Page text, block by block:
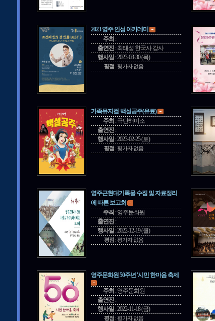
2023 영주 인성 아카데미
주최 :
출연진 :최태성 한국사 강사
행사일 :2023-03-30 (목)
평점 :평가자 없음
가족뮤지컬-백설공주(유료)
주최 :극단해미소
출연진 :
행사일 :2023-02-25 (토)
평점 :평가자 없음
영주근현대기록물 수집 및 자료정리
에 따른 보고회
주최 :영주문화원
출연진 :
행사일 :2022-12-19 (월)
평점 :평가자 없음
영주문화원 50주년 '시민 한마음 축제
주최 :영주문화원
출연진 :
행사일 :2022-11-18 (금)
평점 :평가자 없음